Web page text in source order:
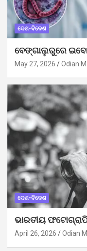
ଦେଶ-ବିଦେଶ
ବେଙ୍ଗାଲୁରୁରେ
May 27, 2026 Odian
ଦେଶ-ବିଦେଶ
ଭାରତୀୟ
April 26, 2026 Odian